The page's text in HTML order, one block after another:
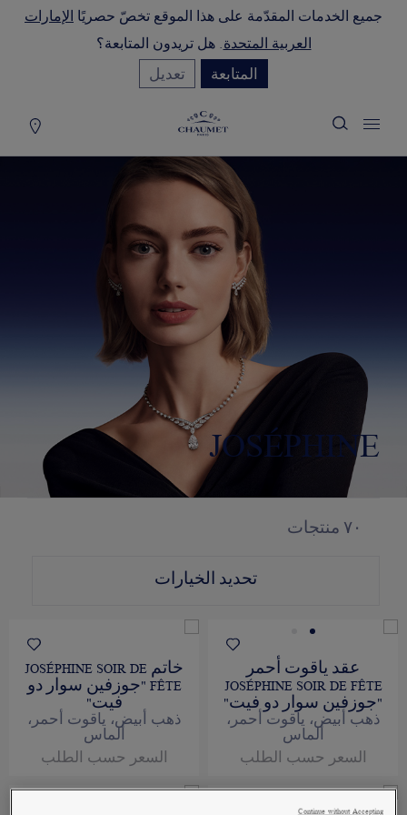
جميع الخدمات المقدّمة على هذا الموقع تخصّ حصريًا الإمارات
العربية المتحدة. هل تريدون المتابعة؟
المتابعة تعديل
JOSÉPHINE
تحديد الخيارات
٧٠ منتجات
عقد ياقوت أحمر
JOSÉPHINE SOIR DE FÊTE
"جوزفين سوار دو فيت"
ذهب أبيض، ياقوت أحمر،
ألماس
السعر حسب الطلب
خاتم JOSÉPHINE SOIR DE
FÊTE "جوزفين سوار دو
فيت"
ذهب أبيض، ياقوت أحمر،
ألماس
السعر حسب الطلب
YOUR CART IS EMPTY
Continue without Accepting